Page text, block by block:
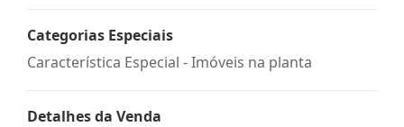
Categorias Especiais
Característica Especial - Imóveis na planta
Detalhes da Venda